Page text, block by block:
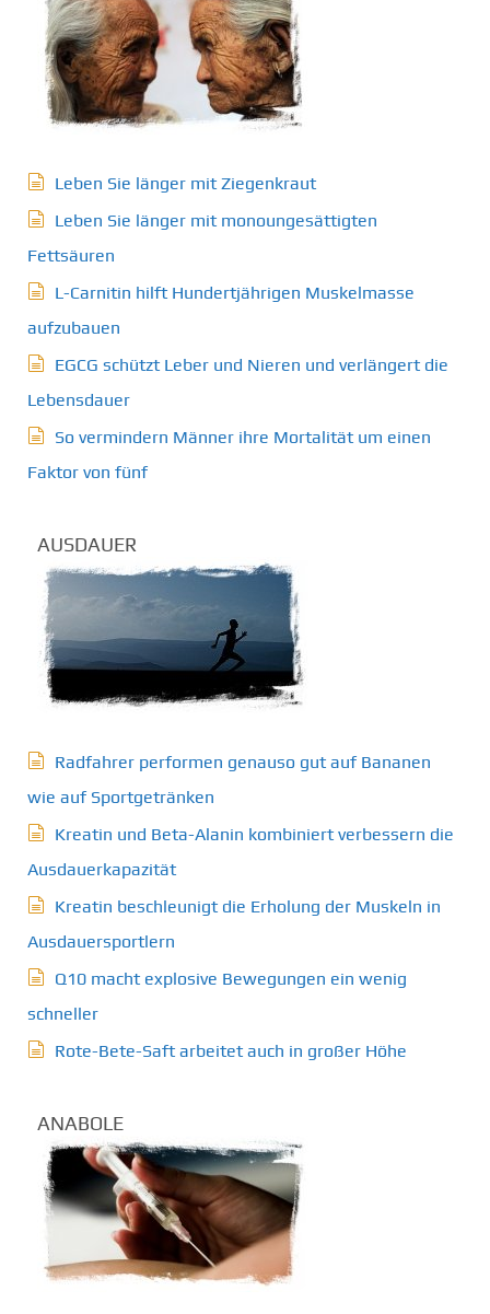
Leben Sie länger mit Ziegenkraut
Leben Sie länger mit monoungesättigten
Fettsäuren
L-Carnitin hilft Hundertjährigen Muskelmasse
aufzubauen
EGCG schützt Leber und Nieren und verlängert die
Lebensdauer
So vermindern Männer ihre Mortalität um einen
Faktor von fünf
AUSDAUER
Radfahrer performen genauso gut auf Bananen
wie auf Sportgetränken
Kreatin und Beta-Alanin kombiniert verbessern die
Ausdauerkapazität
Kreatin beschleunigt die Erholung der Muskeln in
Ausdauersportlern
Q10 macht explosive Bewegungen ein wenig
schneller
Rote-Bete-Saft arbeitet auch in großer Höhe
ANABOLE